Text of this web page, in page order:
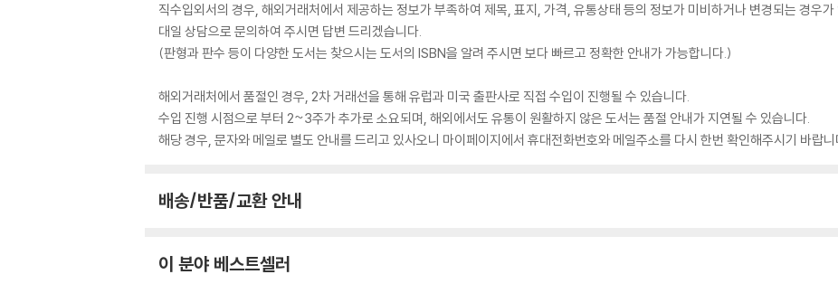
직수입외서의 경우, 해외거래처에서 제공하는 정보가 부족하여 제목, 표지, 가격, 유통상태 등의 정보가 미비하거나 변경되는 경우
대일 상담으로 문의하여 주시면 답변 드리겠습니다.
(판형과 판수 등이 다양한 도서는 찾으시는 도서의 ISBN을 알려 주시면 보다 빠르고 정확한 안내가 가능합니다.)
해외거래처에서 품절인 경우, 2차 거래선을 통해 유럽과 미국 출판사로 직접 수입이 진행될 수 있습니다.
수입 진행 시점으로 부터 2~3주가 추가로 소요되며, 해외에서도 유통이 원활하지 않은 도서는 품절 안내가 지연될 수 있습니다.
해당 경우, 문자와 메일로 별도 안내를 드리고 있사오니 마이페이지에서 휴대전화번호와 메일주소를 다시 한번 확인해주시기 바랍니
배송/반품/교환 안내
이 분야 베스트셀러